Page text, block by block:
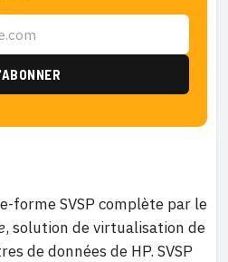
forme SVSP complète par le
, solution de virtualisation de
de données de HP. SVSP